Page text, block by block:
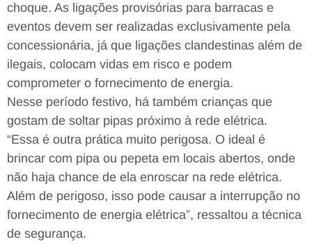
choque. As ligações provisórias para barracas e
eventos devem ser realizadas exclusivamente pela
concessionária, já que ligações clandestinas além de
ilegais, colocam vidas em risco e podem
comprometer o fornecimento de energia.
Nesse período festivo, há também crianças que
gostam de soltar pipas próximo à rede elétrica.
“Essa é outra prática muito perigosa. O ideal é
brincar com pipa ou pepeta em locais abertos, onde
não haja chance de ela enroscar na rede elétrica.
Além de perigoso, isso pode causar a interrupção no
fornecimento de energia elétrica”, ressaltou a técnica
de segurança.